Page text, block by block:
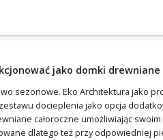
jako domki drewniane
sezonowe. Eko Architektura jako
docieplenia jako opcja
całoroczne umożliwiając
dlatego też przy odpowiedniej